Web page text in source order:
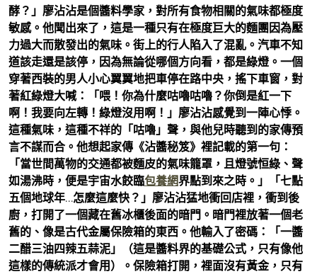
酵？」廖沾沾是個醬料學家，對所有食物相關的氣味都極度
敏感。他聞出來了，這是一種只有在極度巨大的麵團因為壓
力過大而散發出的氣味。街上的行人陷入了混亂。汽車不知
道該走還是該停，因為無論從哪個方向看，都是綠燈。一個
穿著西裝的男人小心翼翼地把車停在路中央，搖下車窗，對
著紅綠燈大喊：「喂！你為什麼咕嚕咕嚕？你倒是紅一下
啊！我要向左轉！綠燈沒用啊！」廖沾沾感覺到一陣心悸。
這種氣味，這種不祥的「咕嚕」聲，與他兒時聽到的家傳預
言不謀而合。他想起家傳《沾醬秘笈》裡記載的第一句：
「當世間萬物的交通都被麵皮的氣味籠罩，且燈號恒綠、聲
如湯沸時，便是宇宙水餃臨包養網界點到來之時。」「七點
五個地球年…怎麼這麼快？」廖沾沾猛地衝回店裡，衝到後
廚，打開了一個藏在舊冰櫃後面的暗門。暗門裡放著一個老
舊的、像是古代金屬保險箱的東西。他輸入了密碼：「一醬
二醋三油四辣五蒜泥」（這是醬料界的基礎公式，只有像他
這樣的傳統派才會用）。保險箱打開，裡面沒有黃金，只有